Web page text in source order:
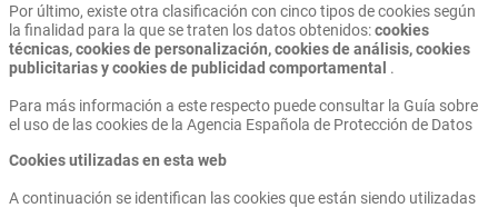
Por último, existe otra clasificación con cinco tipos de cookies según
la finalidad para la que se traten los datos obtenidos:cookies
técnicas, cookies de personalización, cookies de análisis, cookies
publicitarias y cookies de publicidad comportamental .
Para más información a este respecto puede consultar la Guía sobre
el uso de las cookies de la Agencia Española de Protección de Datos
Cookies utilizadas en esta web
A continuación se identifican las cookies que están siendo utilizadas